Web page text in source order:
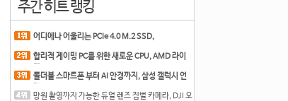
주간 히트 랭킹
어디에나 어울리는 PCIe 4.0 M.2 SSD,
합리적 게이밍 PC를 위한 새로운 CPU, AMD 라이
폴더블 스마트폰 부터 AI 안경까지, 삼성 갤럭시 언
망원 촬영까지 가능한 듀얼 렌즈 짐벌 카메라, DJI 오